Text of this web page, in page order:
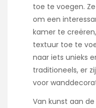
toe te voegen.
om een
kamer te
textuur toe te
naar iets unieks
traditioneels, er
voor
Van kunst aan